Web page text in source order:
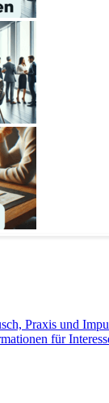
Praxis und
für